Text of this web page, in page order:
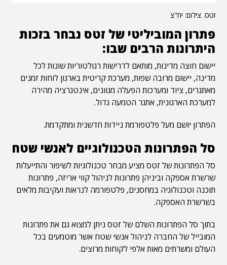
זטס. צילום: יח"צ
פתרון המוביליטי של זטס נבחר בזכות
היתרונות הרבים שבו:
יישום חוצה מדינות, מותאם לדרישות רגולטוריות שונות לכל
מדינה, יישום מרובה שפות, מערכת קריטית בארגון לוחות זמנים
מאתגרים, ציוד ומערכות הפעלה מגוונים, אינטגרציה מהירה
למערכת הארגונית, אתגר הטמעה גדול.
הפתרון יושם מעל פלטפורמת ניידות חדשנית ומתקדמת.
סל הפתרונות הטכנולוגיים לאנשי שטח
סל הפתרונות של זטס מציע מבחר טכנולוגיות לשיפור והתייעלות
שרשרת אספקה וביניהן פתרונות לניהול קווי אריזה, פתרונות
תוכנה וטכנולוגיה במחסנים, פלטפורמה לנראות ועקיבות מלאים
בשרשרת האספקה.
בתוך סל הפתרונות השלם של זטס ניתן למצוא גם את פתרונות
המובייל של החברה לניהול אנשי שטח אשר מוטמעים בכל
העולם ומשרתים מאות אלפי לקוחות מרוצים.